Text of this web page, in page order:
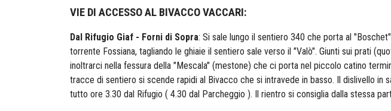
VIE DI ACCESSO AL BIVACCO VACCARI:
Dal Rifugio Giaf - Forni di Sopra: Si sale lungo il sentiero 340 che porta al
torrente Fossiana, tagliando le ghiaie il sentiero sale verso il "Valò". Giunti sui prati
inoltrarci nella fessura della "Mescala" (mestone) che ci porta nel piccolo catino
tracce di sentiero si scende rapidi al Bivacco che si intravede in basso. Il dislivello
tutto ore 3.30 dal Rifugio ( 4.30 dal Parcheggio ). Il rientro si consiglia dalla stessa